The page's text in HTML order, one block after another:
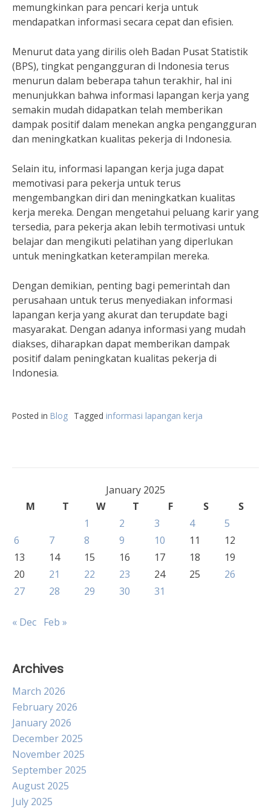
memungkinkan para pencari kerja untuk
mendapatkan informasi secara cepat dan efisien.
Menurut data yang dirilis oleh Badan Pusat Statistik
(BPS), tingkat pengangguran di Indonesia terus
menurun dalam beberapa tahun terakhir, hal ini
menunjukkan bahwa informasi lapangan kerja yang
semakin mudah didapatkan telah memberikan
dampak positif dalam menekan angka pengangguran
dan meningkatkan kualitas pekerja di Indonesia.
Selain itu, informasi lapangan kerja juga dapat
memotivasi para pekerja untuk terus
mengembangkan diri dan meningkatkan kualitas
kerja mereka. Dengan mengetahui peluang karir yang
tersedia, para pekerja akan lebih termotivasi untuk
belajar dan mengikuti pelatihan yang diperlukan
untuk meningkatkan keterampilan mereka.
Dengan demikian, penting bagi pemerintah dan
perusahaan untuk terus menyediakan informasi
lapangan kerja yang akurat dan terupdate bagi
masyarakat. Dengan adanya informasi yang mudah
diakses, diharapkan dapat memberikan dampak
positif dalam peningkatan kualitas pekerja di
Indonesia.
Posted in Blog Tagged informasi lapangan kerja
January 2025
M
T W T F S
S
1
2 3 4
5
6
7 8 9 10 11
12
13
14 15 16 17 18
19
20
21 22 23 24 25
26
27
28 29 30 31
« Dec Feb »
Archives
March 2026
February 2026
January 2026
December 2025
November 2025
September 2025
August 2025
July 2025